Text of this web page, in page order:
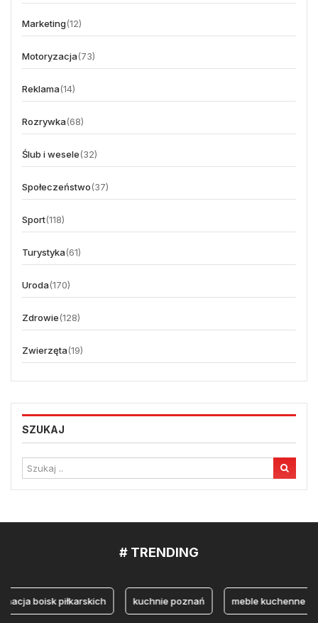
Marketing(12)
Motoryzacja(73)
Reklama(14)
Rozrywka(68)
Ślub i wesele(32)
Społeczeństwo(37)
Sport(118)
Turystyka(61)
Uroda(170)
Zdrowie(128)
Zwierzęta(19)
SZUKAJ
# TRENDING
boisk piłkarskich kuchnie poznań meble kuchenne